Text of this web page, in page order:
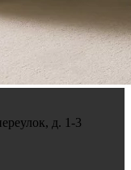
д. 1-3